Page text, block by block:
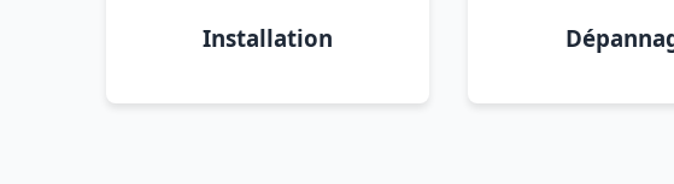
Installation